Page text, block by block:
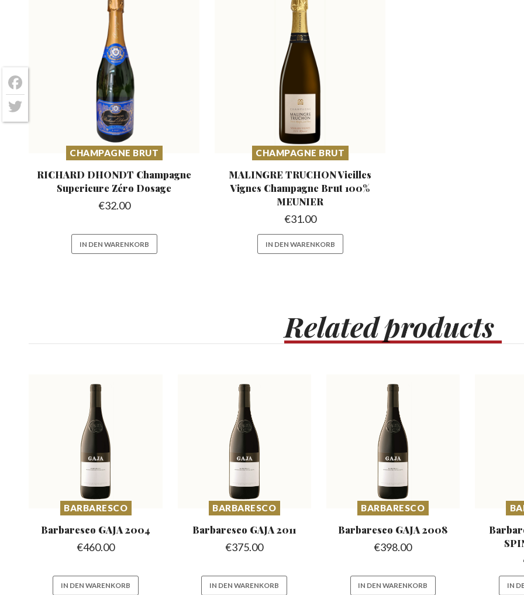
CHAMPAGNE BRUT
RICHARD DHONDT Champagne
Superieure Zéro Dosage
€32.00
IN DEN WARENKORB
CHAMPAGNE BRUT
MALINGRE TRUCHON Vieilles
Vignes Champagne Brut 100%
MEUNIER
€31.00
IN DEN WARENKORB
Relatedproducts
BARBARESCO
Barbaresco GAJA 2004
€460.00
IN DEN WARENKORB
BARBARESCO
Barbaresco GAJA 2011
€375.00
IN DEN WARENKORB
BARBARESCO
Barbaresco GAJA 2008
€398.00
IN DEN WARENKORB IN
Facebook
Twitter